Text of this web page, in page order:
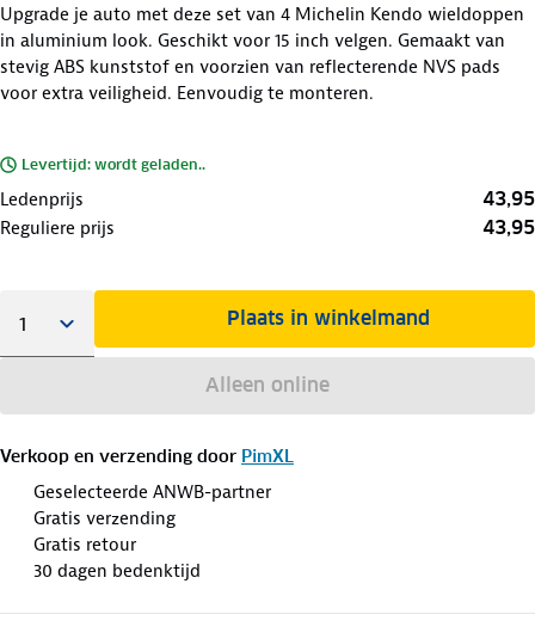
Upgrade je auto met deze set van 4 Michelin Kendo wieldoppen
in aluminium look. Geschikt voor 15 inch velgen. Gemaakt van
stevig ABS kunststof en voorzien van reflecterende NVS pads
voor extra veiligheid. Eenvoudig te monteren.
Levertijd: wordt geladen..
Ledenprijs 43,95
Reguliere prijs 43,95
Plaats in winkelmand
Alleen online
Verkoop en verzending door PimXL
Geselecteerde ANWB-partner
Gratis verzending
Gratis retour
30 dagen bedenktijd